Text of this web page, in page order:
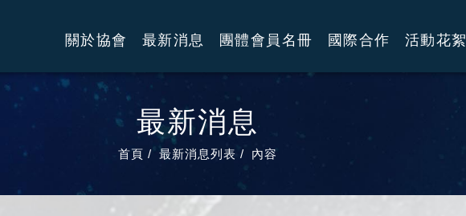
關於協會 最新消息 團體會員名冊 國際合作 活動花絮
最新消息
首頁 最新消息列表 內容